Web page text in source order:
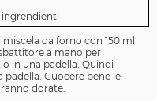
ingrendienti
miscela da forno con 150 ml
a mano per
in una padella. Quindi
Cuocere bene le
dorate.